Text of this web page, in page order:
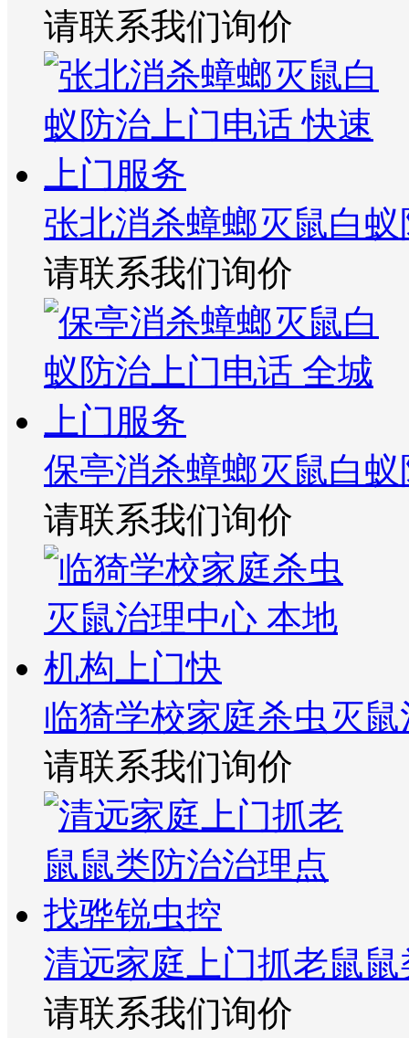
请联系我们询价
张北消杀蟑螂灭鼠白
请联系我们询价
保亭消杀蟑螂灭鼠白
请联系我们询价
临猗学校家庭杀虫灭
请联系我们询价
清远家庭上门抓老鼠
请联系我们询价